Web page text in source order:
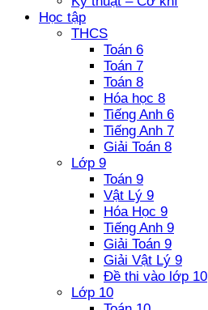
Học tập
THCS
Toán 6
Toán 7
Toán 8
Hóa học 8
Tiếng Anh 6
Tiếng Anh 7
Giải Toán 8
Lớp 9
Toán 9
Vật Lý 9
Hóa Học 9
Tiếng Anh 9
Giải Toán 9
Giải Vật Lý 9
Đề thi vào lớp 10
Lớp 10